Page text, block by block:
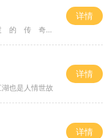
传 奇
详情
也是人情世故
详情
详情